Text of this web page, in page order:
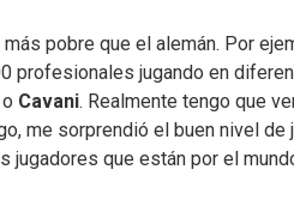
pobre que el alemán. Por
profesionales jugando en
o Cavani. Realmente tengo que
me sorprendió el buen nivel
que están por el